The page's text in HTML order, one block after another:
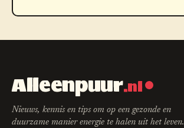
Alleenpuur.nl
Nieuws, kennis en tips om op een gezonde en
duurzame manier energie te halen uit het leven.